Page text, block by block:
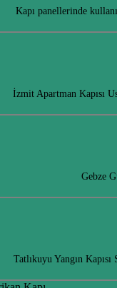
Kapı panellerinde
İzmit Apartman Kapısı
Gebze
Tatlıkuyu Yangın